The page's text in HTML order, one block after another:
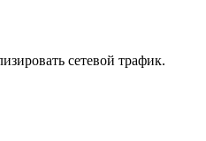
сетевой трафик.